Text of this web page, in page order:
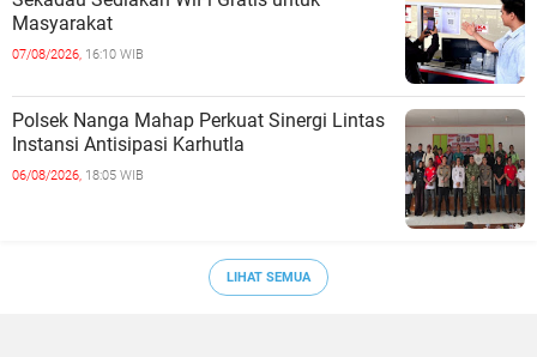
Masyarakat
07/08/2026, 16:10 WIB
Polsek Nanga Mahap Perkuat Sinergi Lintas
Instansi Antisipasi Karhutla
06/08/2026, 18:05 WIB
LIHAT SEMUA